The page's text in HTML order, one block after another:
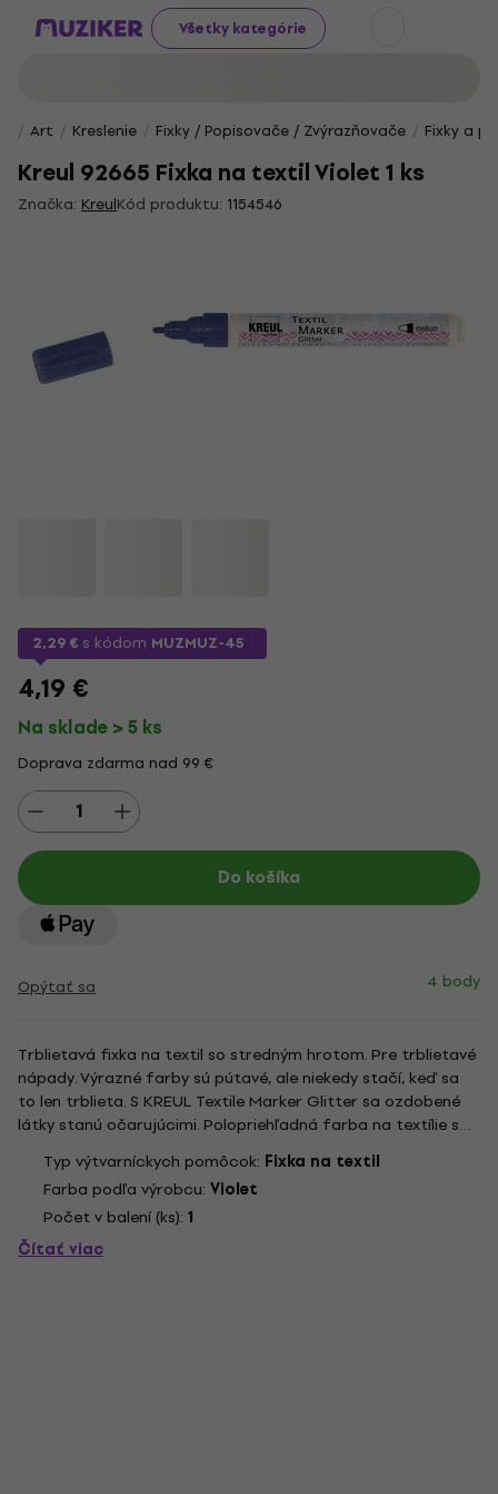
Všetky kategórie
Art Kreslenie Fixky / Popisovače / Zvýrazňovače Fixky a
Kreul 92665 Fixka na textil Violet 1 ks
Značka: KreulKód produktu: 1154546
2,29 € s kódom MUZMUZ-45
4,19 €
Na sklade > 5 ks
Doprava zdarma nad 99 €
Do košíka
Opýtať sa 4 body
Trblietavá fixka na textil so stredným hrotom. Pre trblietavé
nápady. Výrazné farby sú pútavé, ale niekedy stačí, keď sa
to len trblieta. S KREUL Textile Marker Glitter sa ozdobené
látky stanú očarujúcimi. Polopriehľadná farba na textílie s
trblietavým efektom premení poťahy na vankúše a košele na
módne hviezdy. Okrúhly hrot fixky na textil...
Typ výtvarníckych pomôcok: Fixka na textil
Farba podľa výrobcu: Violet
Počet v balení (ks): 1
Čítať viac